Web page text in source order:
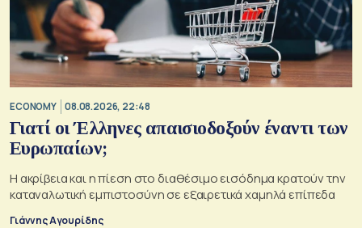
ECONOMY 08.08.2026, 22:48
Γιατί οι Έλληνες απαισιοδοξούν έναντι των
Ευρωπαίων;
Η ακρίβεια και η πίεση στο διαθέσιμο εισόδημα κρατούν την
καταναλωτική εμπιστοσύνη σε εξαιρετικά χαμηλά επίπεδα
Γιάννης Αγουρίδης